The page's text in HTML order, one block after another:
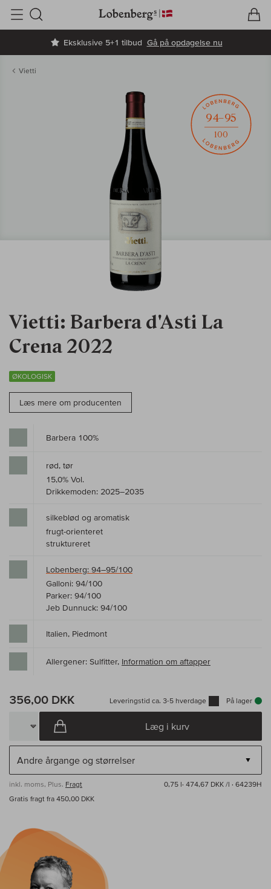
Eksklusive 5+1 tilbud Gå på opdagelse nu
Søg
Vietti
Vietti: Barbera d'Asti La
Crena 2022
ØKOLOGISK
Læs mere om producenten
94–95
100
Barbera 100%
rød, tør
15,0% Vol.
Drikkemoden: 2025–2035
silkeblød og aromatisk
frugt-orienteret
struktureret
Lobenberg: 94–95/100
Galloni: 94/100
Parker: 94/100
Jeb Dunnuck: 94/100
Italien, Piedmont
Allergener: Sulfitter, Information om aftapper
356,00 DKK Leveringstid ca. 3-5 hverdage På lager
Læg i kurv
inkl. moms, Plus. Fragt 0,75 l· 474,67 DKK /l · 64239H
Gratis fragt fra 450,00 DKK